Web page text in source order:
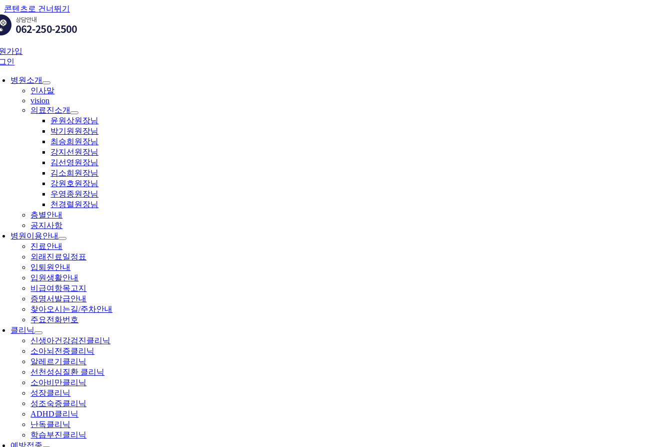
콘텐츠로 건너뛰기
가입
인
병원소개
인사말
vision
의료진소개
윤원상원장님
박기원원장님
최승희원장님
강지선원장님
김선영원장님
김소희원장님
강원호원장님
우영종원장님
천경렬원장님
층별안내
공지사항
병원이용안내
진료안내
외래진료일정표
입퇴원안내
입원생활안내
비급여항목고지
증명서발급안내
찾아오시는길/주차안내
주요전화번호
클리닉
신생아건강검진클리닉
소아뇌전증클리닉
알레르기클리닉
선천성심질환 클리닉
소아비만클리닉
성장클리닉
성조숙증클리닉
ADHD클리닉
난독클리닉
학습부진클리닉
예방접종